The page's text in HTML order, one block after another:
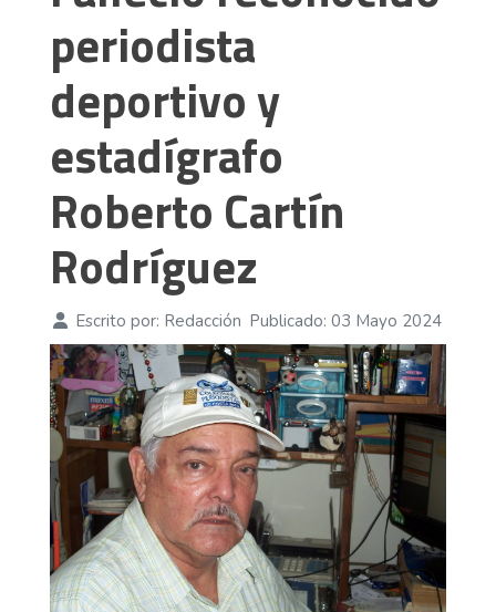
periodista
deportivo y
estadígrafo
Roberto Cartín
Rodríguez
Escrito por: Redacción Publicado: 03 Mayo 2024